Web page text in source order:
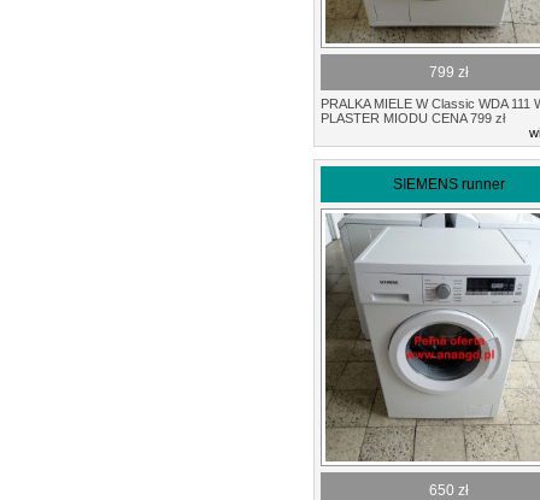
799 zł
PRALKA MIELE W Classic WDA 111
PLASTER MIODU CENA 799 zł
SIEMENS runner
650 zł